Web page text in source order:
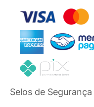
Selos de